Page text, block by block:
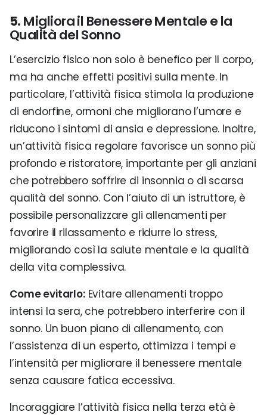
5.Migliora il Benessere Mentale e la
Qualità del Sonno
L’esercizio fisico non solo è benefico per il corpo,
ma ha anche effetti positivi sulla mente. In
particolare, l’attività fisica stimola la produzione
di endorfine, ormoni che migliorano l’umore e
riducono i sintomi di ansia e depressione. Inoltre,
un’attività fisica regolare favorisce un sonno più
profondo e ristoratore, importante per gli anziani
che potrebbero soffrire di insonnia o di scarsa
qualità del sonno. Con l’aiuto di un istruttore, è
possibile personalizzare gli allenamenti per
favorire il rilassamento e ridurre lo stress,
migliorando così la salute mentale e la qualità
della vita complessiva.
Come evitarlo:Evitare allenamenti troppo
intensi la sera, che potrebbero interferire con il
sonno. Un buon piano di allenamento, con
l’assistenza di un esperto, ottimizza i tempi e
l’intensità per migliorare il benessere mentale
senza causare fatica eccessiva.
Incoraggiare l’attività fisica nella terza età è